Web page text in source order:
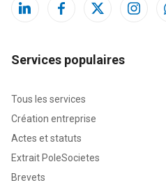
Services populaires
Tous les services
Création entreprise
Actes et statuts
Extrait PoleSocietes
Brevets